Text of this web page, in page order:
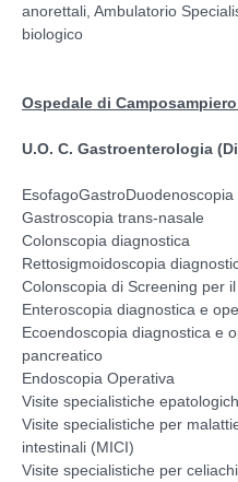
anorettali, Ambulatorio
biologico
Ospedale di
U.O. C. Gastroenterologia
EsofagoGastroDuodenoscopia
Gastroscopia trans-nasale
Colonscopia diagnostica
Rettosigmoidoscopia
Colonscopia di Screening per
Enteroscopia diagnostica e
Ecoendoscopia diagnostica e
pancreatico
Endoscopia Operativa
Visite specialistiche
Visite specialistiche per
intestinali (MICI)
Visite specialistiche per